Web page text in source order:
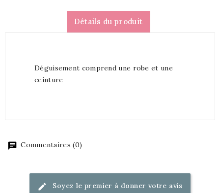
Détails du produit
Déguisement comprend une robe et une
ceinture
Commentaires (0)
Soyez le premier à donner votre avis